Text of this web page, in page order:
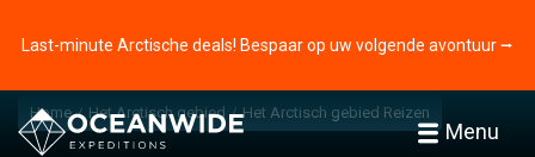
Last-minute Arctische deals! Bespaar op uw volgende avontuur ⭢
Menu
Home Het Arctisch gebied Het Arctisch gebied Reizen